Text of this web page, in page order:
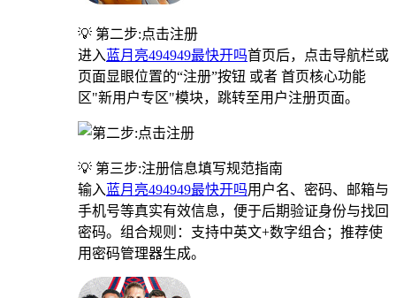
💡 第二步:点击注册
进入 蓝月亮494949最快开吗首页后，点击导航栏或
页面显眼位置的“注册”按钮 或者 首页核心功能
区"新用户专区"模块，跳转至用户注册页面。
💡 第三步:注册信息填写规范指南
输入 蓝月亮494949最快开吗用户名、密码、邮箱与
手机号等真实有效信息，便于后期验证身份与找回
密码。组合规则：支持中英文+数字组合；推荐使
用密码管理器生成。